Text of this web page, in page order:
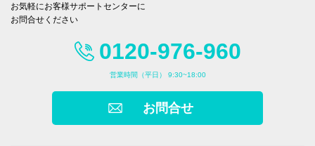
お気軽にお客様サポートセンターに
お問合せください
0120-976-960
営業時間（平日） 9:30~18:00
お問合せ